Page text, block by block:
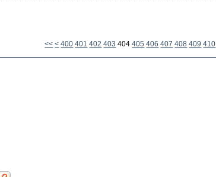
<< < 400 401 402 403 404 405 406 407 408 409 410